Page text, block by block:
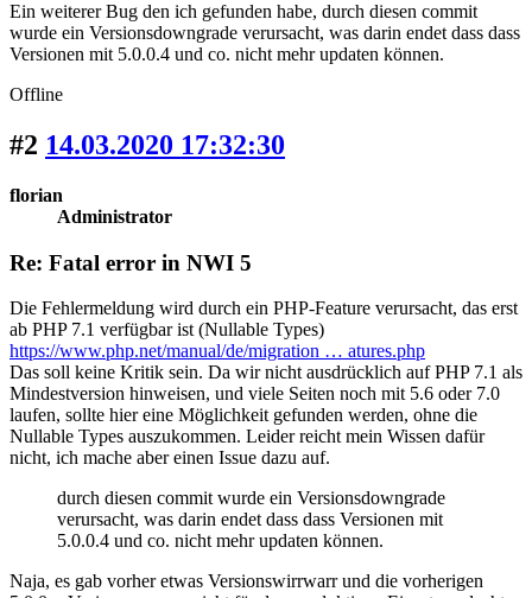
Ein weiterer Bug den ich gefunden habe, durch diesen commit
wurde ein Versionsdowngrade verursacht, was darin endet dass dass
Versionen mit 5.0.0.4 und co. nicht mehr updaten können.
Offline
#2 14.03.2020 17:32:30
florian
Administrator
Re: Fatal error in NWI 5
Die Fehlermeldung wird durch ein PHP-Feature verursacht, das erst
ab PHP 7.1 verfügbar ist (Nullable Types)
https://www.php.net/manual/de/migration … atures.php
Das soll keine Kritik sein. Da wir nicht ausdrücklich auf PHP 7.1 als
Mindestversion hinweisen, und viele Seiten noch mit 5.6 oder 7.0
laufen, sollte hier eine Möglichkeit gefunden werden, ohne die
Nullable Types auszukommen. Leider reicht mein Wissen dafür
nicht, ich mache aber einen Issue dazu auf.
durch diesen commit wurde ein Versionsdowngrade
verursacht, was darin endet dass dass Versionen mit
5.0.0.4 und co. nicht mehr updaten können.
Naja, es gab vorher etwas Versionswirrwarr und die vorherigen